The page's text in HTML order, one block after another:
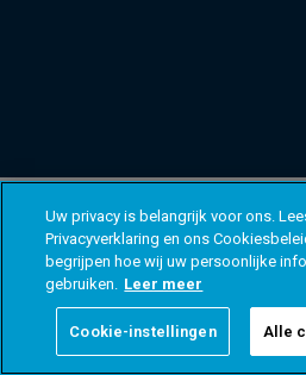
Uw privacy is belangrijk voor ons.
Privacyverklaring en ons
begrijpen hoe wij uw persoonlijke
gebruiken. Leer meer
Cookie-instellingen Alle